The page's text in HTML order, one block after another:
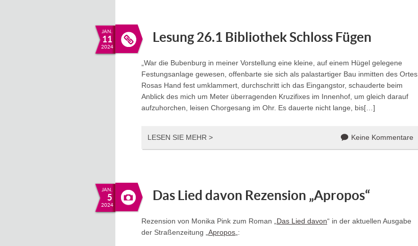
JAN.
11
2024
Lesung 26.1 Bibliothek Schloss Fügen
„War die Bubenburg in meiner Vorstellung eine kleine, auf einem Hügel gelegene
Festungsanlage gewesen, offenbarte sie sich als palastartiger Bau inmitten des Ortes.
Rosas Hand fest umklammert, durchschritt ich das Eingangstor, schauderte beim
Anblick des mich um Meter überragenden Kruzifixes im Innenhof, um gleich darauf
aufzuhorchen, leisen Chorgesang im Ohr. Es dauerte nicht lange, bis[…]
LESEN SIE MEHR > Keine Kommentare
JAN.
5
2024
Das Lied davon Rezension „Apropos“
Rezension von Monika Pink zum Roman „ Das Lied davon“ in der aktuellen Ausgabe
der Straßenzeitung „ Apropos „: